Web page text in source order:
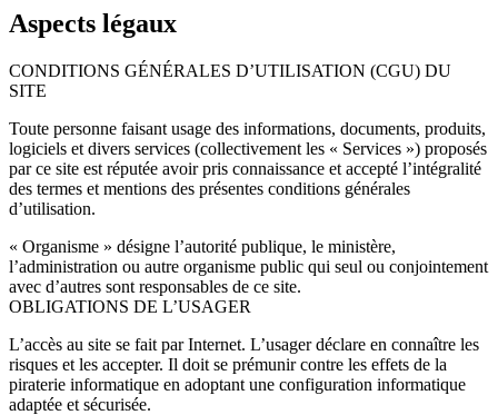
Aspects légaux
CONDITIONS GÉNÉRALES D’UTILISATION (CGU) DU
SITE
Toute personne faisant usage des informations, documents, produits,
logiciels et divers services (collectivement les « Services ») proposés
par ce site est réputée avoir pris connaissance et accepté l’intégralité
des termes et mentions des présentes conditions générales
d’utilisation.
« Organisme » désigne l’autorité publique, le ministère,
l’administration ou autre organisme public qui seul ou conjointement
avec d’autres sont responsables de ce site.
OBLIGATIONS DE L’USAGER
L’accès au site se fait par Internet. L’usager déclare en connaître les
risques et les accepter. Il doit se prémunir contre les effets de la
piraterie informatique en adoptant une configuration informatique
adaptée et sécurisée.